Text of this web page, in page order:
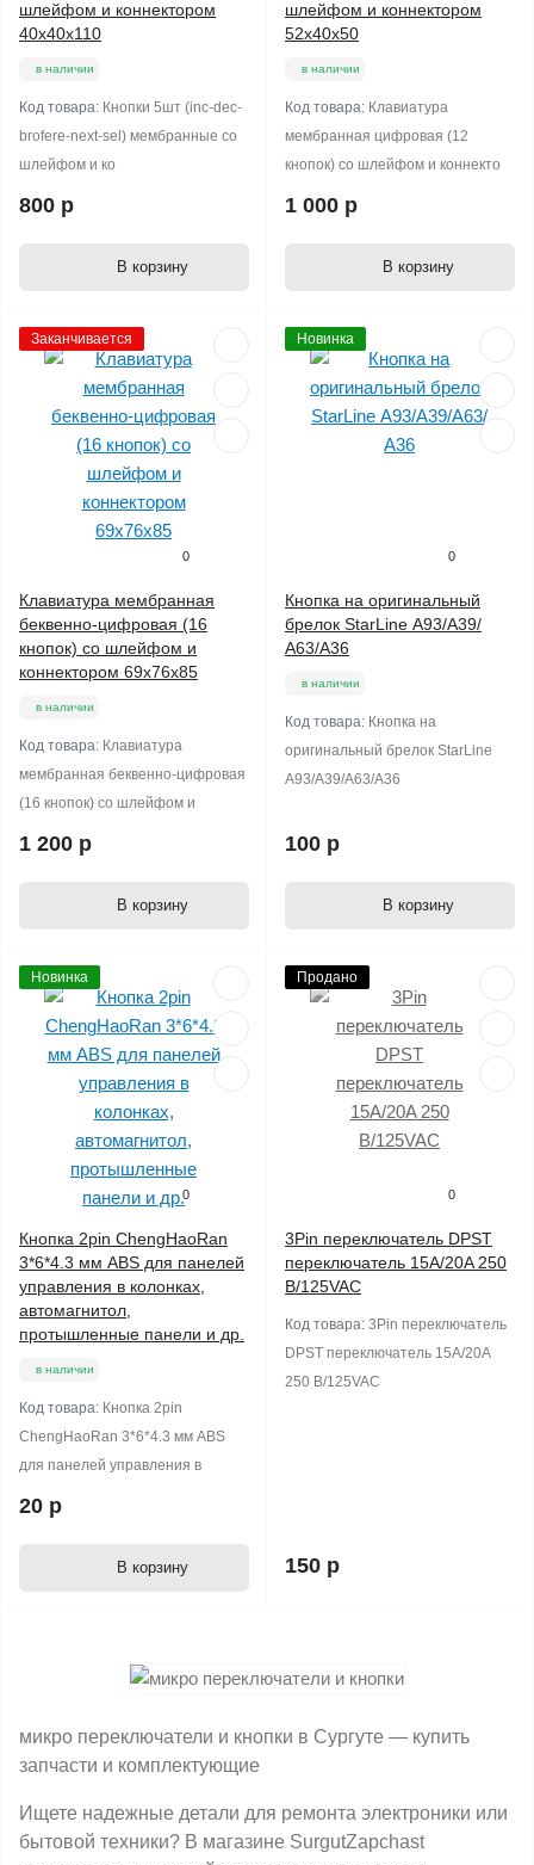
шлейфом и коннектором
40х40х110
в наличии
Код товара: Кнопки 5шт (inc-dec-
brofere-next-sel) мембранные со
шлейфом и ко
800 р
В корзину
шлейфом и коннектором
52х40х50
в наличии
Код товара: Клавиатура
мембранная цифровая (12
кнопок) со шлейфом и коннекто
1 000 р
В корзину
Заканчивается
0
Клавиатура мембранная
беквенно-цифровая (16
кнопок) со шлейфом и
коннектором 69х76х85
в наличии
Код товара: Клавиатура
мембранная беквенно-цифровая
(16 кнопок) со шлейфом и
1 200 р
В корзину
Новинка
0
Кнопка на оригинальный
брелок StarLine А93/А39/
А63/А36
в наличии
Код товара: Кнопка на
оригинальный брелок StarLine
А93/А39/А63/А36
100 р
В корзину
Новинка
0
Кнопка 2pin ChengHaoRan
3*6*4.3 мм ABS для панелей
управления в колонках,
автомагнитол,
протышленные панели и др.
в наличии
Код товара: Кнопка 2pin
ChengHaoRan 3*6*4.3 мм ABS
для панелей управления в
20 р
В корзину
Продано
0
3Pin переключатель DPST
переключатель 15A/20A 250
В/125VAC
Код товара: 3Pin переключатель
DPST переключатель 15A/20A
250 В/125VAC
150 р
микро переключатели и кнопки в Сургуте — купить
запчасти и комплектующие
Ищете надежные детали для ремонта электроники или
бытовой техники? В магазине SurgutZapchast